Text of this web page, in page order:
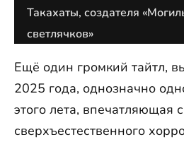
Такахаты, создателя
светлячков»
Ещё один громкий тайтл,
2025 года, однозначно
этого лета, впечатляющая
сверхъестественного